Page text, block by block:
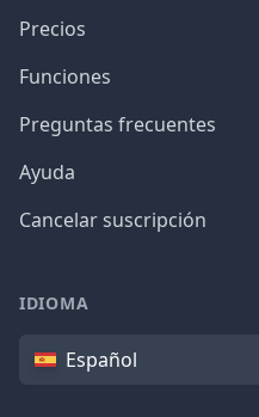
Precios
Funciones
Preguntas frecuentes
Ayuda
Cancelar suscripción
IDIOMA
IdiomaEspañol